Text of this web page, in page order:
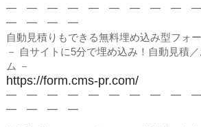
━ ━ ━ ━ ━ ━ ━ ━ ━
━ ━ ━ ━
自動見積りもできる無料埋め込み型フォ
－ 自サイトに5分で埋め込み！自動見積
ム －
https://form.cms-pr.com/
━ ━ ━ ━ ━ ━ ━ ━ ━
━ ━ ━ ━